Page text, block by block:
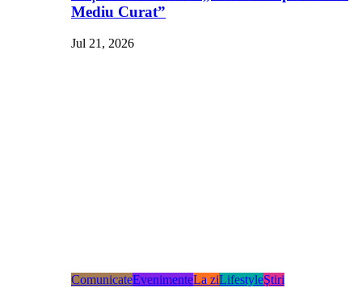
Mediu Curat”
Jul 21, 2026
ComunicateEvenimenteLa ziLifestyleŞtiri